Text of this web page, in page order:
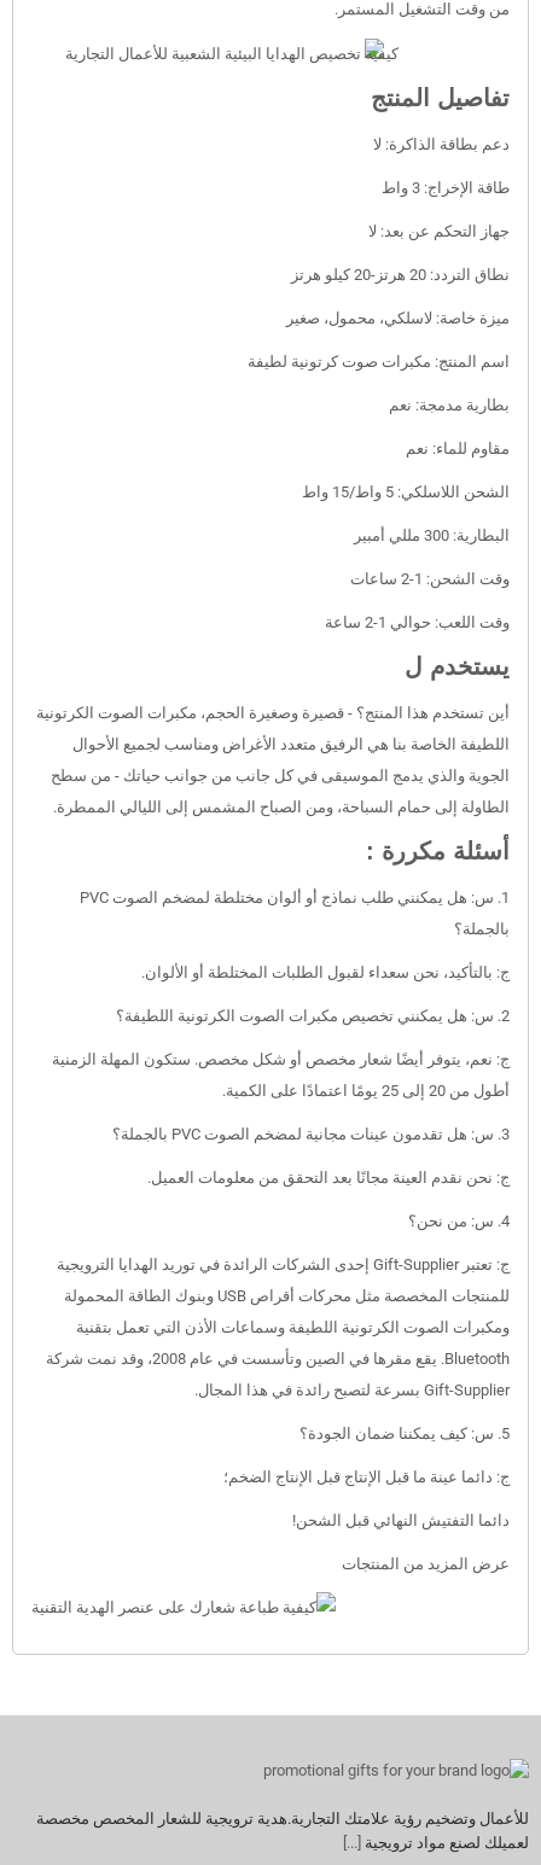
من وقت التشغيل المستمر.
تفاصيل المنتج
دعم بطاقة الذاكرة: لا
طاقة الإخراج: 3 واط
جهاز التحكم عن بعد: لا
نطاق التردد: 20 هرتز-20 كيلو هرتز
ميزة خاصة: لاسلكي، محمول، صغير
اسم المنتج: مكبرات صوت كرتونية لطيفة
بطارية مدمجة: نعم
مقاوم للماء: نعم
الشحن اللاسلكي: 5 واط/15 واط
البطارية: 300 مللي أمبير
وقت الشحن: 1-2 ساعات
وقت اللعب: حوالي 1-2 ساعة
يستخدم ل
أين تستخدم هذا المنتج؟ - قصيرة وصغيرة الحجم، مكبرات الصوت الكرتونية
اللطيفة الخاصة بنا هي الرفيق متعدد الأغراض ومناسب لجميع الأحوال
الجوية والذي يدمج الموسيقى في كل جانب من جوانب حياتك - من سطح
الطاولة إلى حمام السباحة، ومن الصباح المشمس إلى الليالي الممطرة.
أسئلة مكررة :
1. س: هل يمكنني طلب نماذج أو ألوان مختلطة لمضخم الصوت PVC
بالجملة؟
ج: بالتأكيد، نحن سعداء لقبول الطلبات المختلطة أو الألوان.
2. س: هل يمكنني تخصيص مكبرات الصوت الكرتونية اللطيفة؟
ج: نعم، يتوفر أيضًا شعار مخصص أو شكل مخصص. ستكون المهلة الزمنية
أطول من 20 إلى 25 يومًا اعتمادًا على الكمية.
3. س: هل تقدمون عينات مجانية لمضخم الصوت PVC بالجملة؟
ج: نحن نقدم العينة مجانًا بعد التحقق من معلومات العميل.
4. س: من نحن؟
ج: تعتبر Gift-Supplier إحدى الشركات الرائدة في توريد الهدايا الترويجية
للمنتجات المخصصة مثل محركات أقراص USB وبنوك الطاقة المحمولة
ومكبرات الصوت الكرتونية اللطيفة وسماعات الأذن التي تعمل بتقنية
Bluetooth. يقع مقرها في الصين وتأسست في عام 2008، وقد نمت شركة
Gift-Supplier بسرعة لتصبح رائدة في هذا المجال.
5. س: كيف يمكننا ضمان الجودة؟
ج: دائما عينة ما قبل الإنتاج قبل الإنتاج الضخم؛
دائما التفتيش النهائي قبل الشحن!
عرض المزيد من المنتجات
للأعمال وتضخيم رؤية علامتك التجارية.هدية ترويجية للشعار المخصص مخصصة
لعميلك لصنع مواد ترويجية [...]